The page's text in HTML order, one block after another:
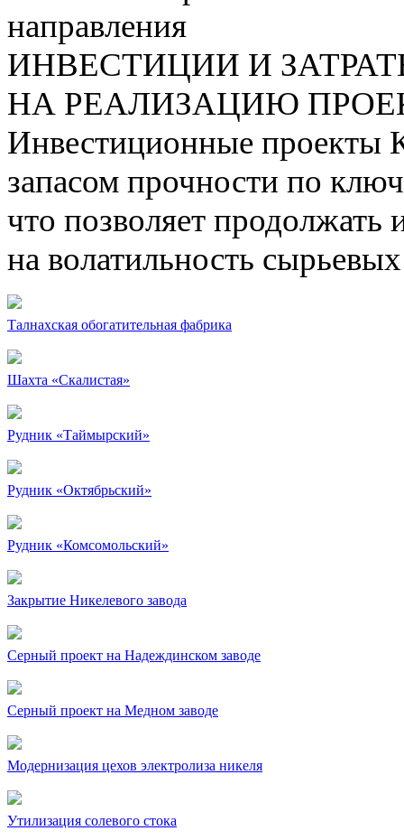
направления
ИНВЕСТИЦИИ И
НА РЕАЛИЗАЦИЮ
Инвестиционные проекты
запасом прочности по
что позволяет продолжать
на волатильность
Талнахская обогатительная фабрика
Шахта «Скалистая»
Рудник «Таймырский»
Рудник «Октябрьский»
Рудник «Комсомольский»
Закрытие Никелевого завода
Серный проект на Надеждинском заводе
Серный проект на Медном заводе
Модернизация цехов электролиза никеля
Утилизация солевого стока